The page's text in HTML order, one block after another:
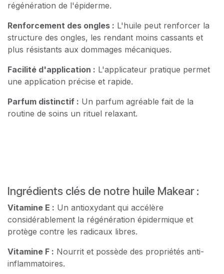
régénération de l'épiderme.
Renforcement des ongles : L'huile peut renforcer la
structure des ongles, les rendant moins cassants et
plus résistants aux dommages mécaniques.
Facilité d'application : L'applicateur pratique permet
une application précise et rapide.
Parfum distinctif : Un parfum agréable fait de la
routine de soins un rituel relaxant.
Ingrédients clés de notre huile Makear :
Vitamine E : Un antioxydant qui accélère
considérablement la régénération épidermique et
protège contre les radicaux libres.
Vitamine F : Nourrit et possède des propriétés anti-
inflammatoires.